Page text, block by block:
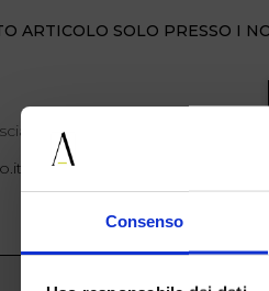
Consenso
ARTICOLO SOLO PRESSO I